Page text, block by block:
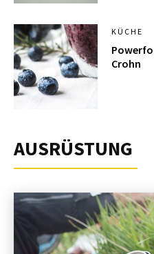
KÜCHE
Crohn
AUSRÜSTUNG